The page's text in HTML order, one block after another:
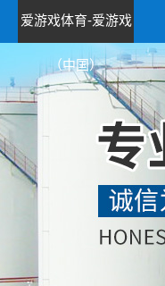
爱游戏体育-爱游戏
（中国）